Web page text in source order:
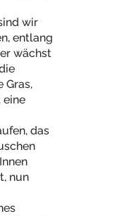
wir
entlang
wächst
Gras,
eine
das
nun